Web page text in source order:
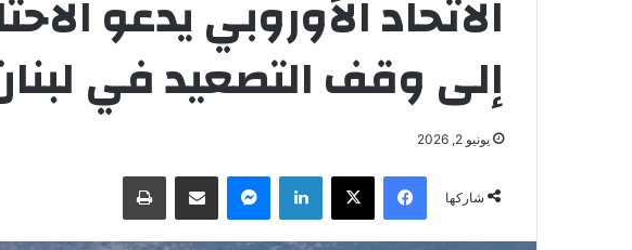
الاتحاد الأوروبي يدعو
إلى وقف التصعيد في
يونيو 2, 2026
شاركها
فيسبوك لينكدإن